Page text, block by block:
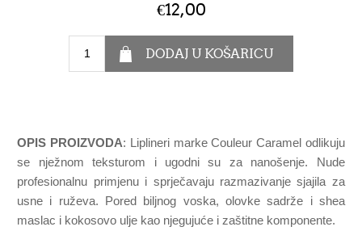
€12,00
OPIS PROIZVODA: Liplineri marke Couleur Caramel odlikuju
se nježnom teksturom i ugodni su za nanošenje. Nude
profesionalnu primjenu i sprječavaju razmazivanje sjajila za
usne i ruževa. Pored biljnog voska, olovke sadrže i shea
maslac i kokosovo ulje kao njegujuće i zaštitne komponente.